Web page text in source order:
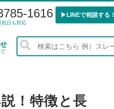
1616
祝日も対応
▶︎LINEで相談する！
ど
！特徴と長